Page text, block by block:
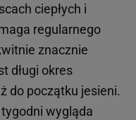
ciepłych i
regularnego
znacznie
długi okres
do początku jesieni.
wygląda